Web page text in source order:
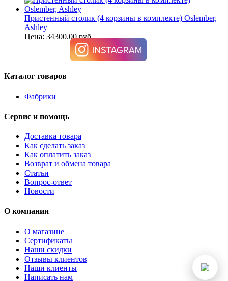
Пристенный столик (4 корзины в комплекте) Oslember,
Ashley
Цена: 34300.00 руб.
Каталог товаров
Фабрики
Сервис и помощь
Доставка товара
Как сделать заказ
Как оплатить заказ
Возврат и обмена товара
Статьи
Вопрос-ответ
Новости
О компании
О магазине
Сертификаты
Наши скидки
Отзывы клиентов
Наши клиенты
Написать нам